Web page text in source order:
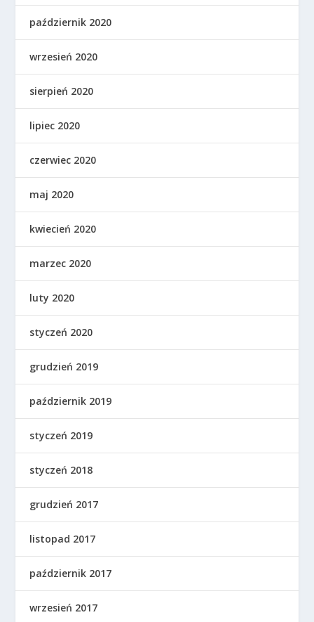
październik 2020
wrzesień 2020
sierpień 2020
lipiec 2020
czerwiec 2020
maj 2020
kwiecień 2020
marzec 2020
luty 2020
styczeń 2020
grudzień 2019
październik 2019
styczeń 2019
styczeń 2018
grudzień 2017
listopad 2017
październik 2017
wrzesień 2017